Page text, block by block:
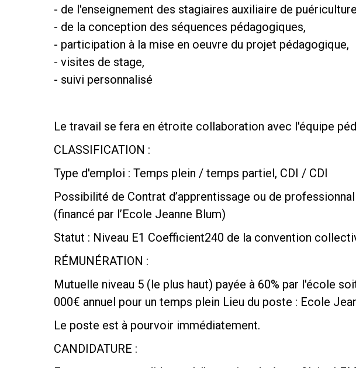
- de l'enseignement des stagiaires auxiliaire de
- de la conception des séquences pédagogiques,
- participation à la mise en oeuvre du projet pédagogique,
- visites de stage,
- suivi personnalisé
Le travail se fera en étroite collaboration avec l'équipe
CLASSIFICATION :
Type d'emploi : Temps plein / temps partiel, CDI / CDI
Possibilité de Contrat d’apprentissage ou de
(financé par l’Ecole Jeanne Blum)
Statut : Niveau E1 Coefficient240 de la convention
RÉMUNÉRATION :
Mutuelle niveau 5 (le plus haut) payée à 60% par l'école
000€ annuel pour un temps plein Lieu du poste : Ecole
Le poste est à pourvoir immédiatement.
CANDIDATURE :